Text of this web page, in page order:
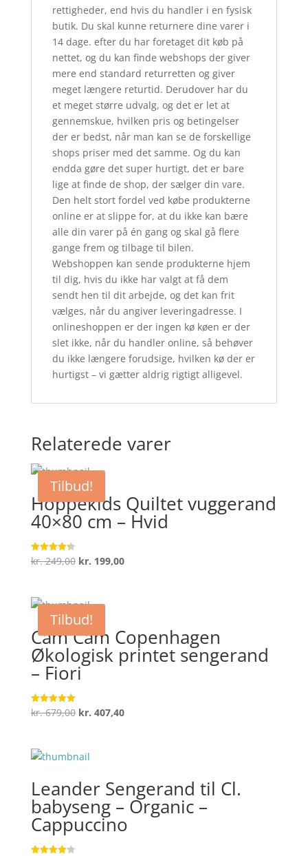
rettigheder, end hvis du handler i en fysisk
butik. Du skal kunne returnere dine varer i
14 dage. efter du har foretaget dit køb på
nettet, og du kan finde webshops der giver
mere end standard returretten og giver
meget længere returtid. Derudover har du
et meget større udvalg, og det er let at
gennemskue, hvilken pris og betingelser
der er bedst, når man kan se de forskellige
shops priser med det samme. Og du kan
endda gøre det super hurtigt, det er bare
lige at finde de shop, der sælger din vare.
Den helt stort fordel ved købe produkterne
online er at slippe for, at du ikke kan bære
alle din varer på én gang og skal gå flere
gange frem og tilbage til bilen.
Webshoppen kan sende produkterne hjem
til dig, hvis du ikke har valgt at få dem
sendt hen til dit arbejde, og det kan frit
vælges, når du angiver leveringadresse. I
onlineshoppen er der ingen kø køen er der
slet ikke, når du handler online, så behøver
du ikke længere forudsige, hvilken kø der er
hurtigst – vi gætter aldrig rigtigt alligevel.
Relaterede varer
Tilbud!
Hoppekids Quiltet vuggerand
40×80 cm – Hvid
Vurderet
4.3
kr.249,00 Den
var:
kr. 249,00.
kr. 199,00Den
Tilbud!
Cam Cam Copenhagen
Økologisk printet sengerand
– Fiori
Vurderet
5
kr.679,00 Den
var:
kr. 407,40Den
Leander Sengerand til Cl.
babyseng – Organic –
Cappuccino